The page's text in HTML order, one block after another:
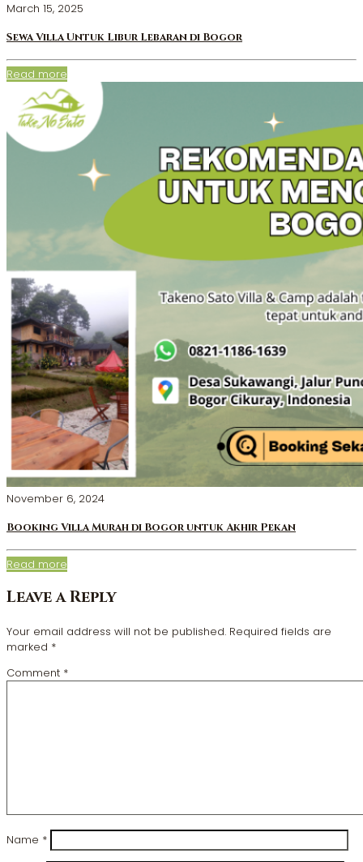
March 15, 2025
Sewa Villa Untuk Libur Lebaran di Bogor
Read more
November 6, 2024
Booking Villa Murah di Bogor untuk Akhir Pekan
Read more
Leave a Reply
Your email address will not be published. Required fields are
marked *
Comment *
Name *